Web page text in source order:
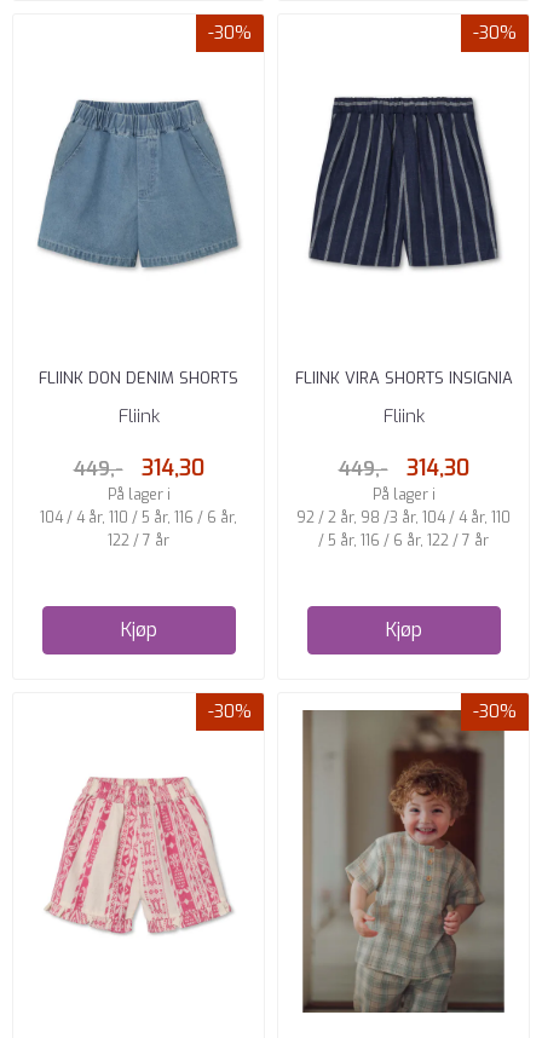
-30%
FLIINK DON DENIM SHORTS
LIGHT DENIM BLUE
Fliink
449,- 314,30
På lager i
104 / 4 år, 110 / 5 år, 116 / 6 år,
122 / 7 år
Kjøp
-30%
FLIINK VIRA SHORTS INSIGNIA
BLUE SANDSHELL
Fliink
449,- 314,30
På lager i
92 / 2 år, 98 /3 år, 104 / 4 år, 110
/ 5 år, 116 / 6 år, 122 / 7 år
Kjøp
-30% -30%